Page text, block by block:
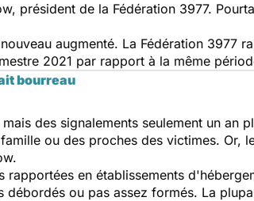
président de la Fédération 3977.
augmenté. La Fédération 3977
2021 par rapport à la même
bourreau
mais des signalements seulement un an
ou des proches des victimes. Or,
en établissements
ou pas assez formés. La